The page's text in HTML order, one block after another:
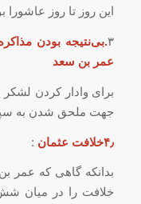
این روز تا روز
۳.بی‌نتیجه بودن
عمر بن سعد
برای وادار کردن
جهت ملحق شدن به
۴٫خلافت عثمان :
بدانکه گاهى که عمر
خلافت را در میان